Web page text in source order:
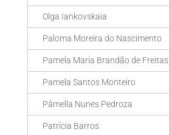
Olga Iankovskaia
Paloma Moreira do Nascimento
Pamela Maria Brandão de Freitas
Pamela Santos Monteiro
Pâmella Nunes Pedroza
Patrícia Barros